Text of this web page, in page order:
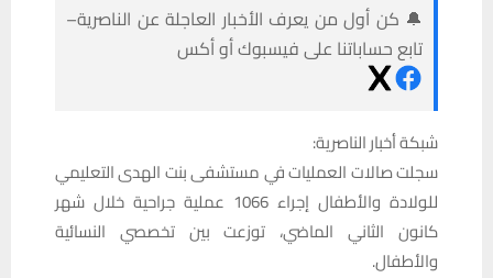
🔔 كن أول من يعرف الأخبار العاجلة عن الناصرية–
تابع حساباتنا على فيسبوك أو أكس
شبكة أخبار الناصرية:
سجلت صالات العمليات في مستشفى بنت الهدى التعليمي
للولادة والأطفال إجراء 1066 عملية جراحية خلال شهر
كانون الثاني الماضي، توزعت بين تخصصي النسائية
والأطفال.